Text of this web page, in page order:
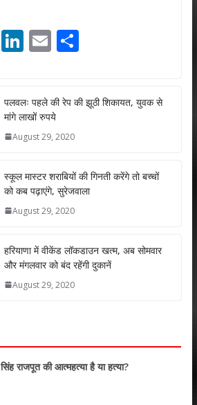
er
Li
e
dI
n
E
l
S
e
पलवलः पहले की रेप की झूठी शिकायत, युवक से
मांगे लाखों रुपये
August 29, 2020
स्कूल मास्टर शराबियों की गिनती करेंगे तो बच्चों
को कब पढ़ाएंगे, सुरेजवाला
August 29, 2020
हरियाणा में वीकेंड लॉकडाउन खत्म, अब सोमवार
और मंगलवार को बंद रहेंगी दुकानें
August 29, 2020
राजपूत की आत्महत्या है या हत्या?